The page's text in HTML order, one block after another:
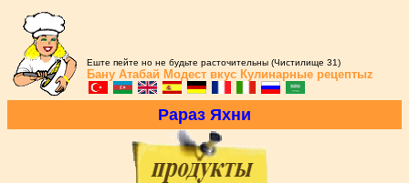
Еште пейте но не будьте расточительны (Чистилище 31)
Бану Атабай Модест вкус Кулинарные рецептыz
Pаpаз Яхни